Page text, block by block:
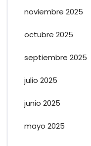
noviembre 2025
octubre 2025
septiembre 2025
julio 2025
junio 2025
mayo 2025